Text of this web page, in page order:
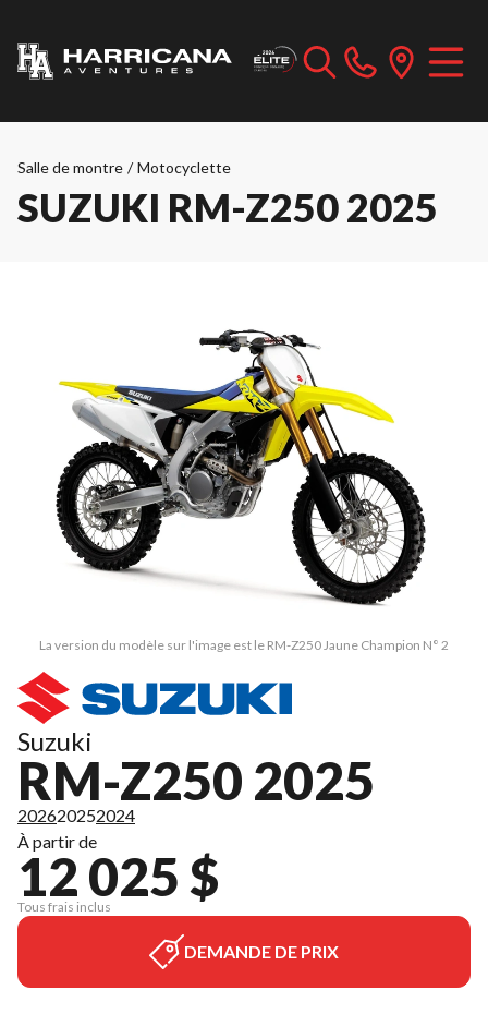
Salle de montre / Motocyclette
SUZUKI RM-Z250 2025
La version du modèle sur l'image est le RM-Z250 Jaune Champion N° 2
Suzuki
RM-Z250 2025
202620252024
À partir de
12 025 $
Tous frais inclus
DEMANDE DE PRIX